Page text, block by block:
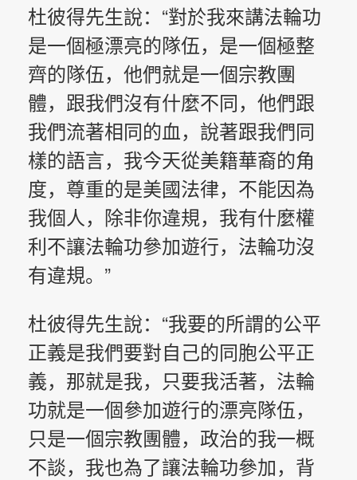
杜彼得先生說：“對於我來講法輪功
是一個極漂亮的隊伍，是一個極整
齊的隊伍，他們就是一個宗教團
體，跟我們沒有什麼不同，他們跟
我們流著相同的血，說著跟我們同
樣的語言，我今天從美籍華裔的角
度，尊重的是美國法律，不能因為
我個人，除非你違規，我有什麼權
利不讓法輪功參加遊行，法輪功沒
有違規。”
杜彼得先生說：“我要的所謂的公平
正義是我們要對自己的同胞公平正
義，那就是我，只要我活著，法輪
功就是一個參加遊行的漂亮隊伍，
只是一個宗教團體，政治的我一概
不談，我也為了讓法輪功參加，背